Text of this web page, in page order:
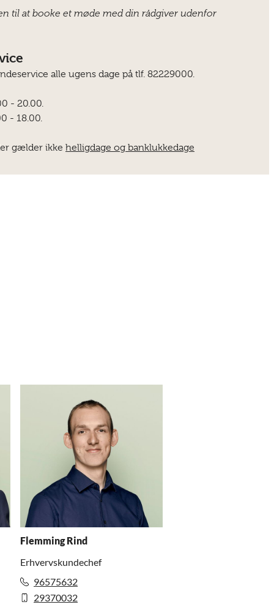
til at booke et møde med din rådgiver udenfor
alle ugens dage på tlf. 82229000.
- 20.00.
- 18.00.
gælder ikke helligdage og banklukkedage
Flemming Rind
Erhvervskundechef
96575632
29370032